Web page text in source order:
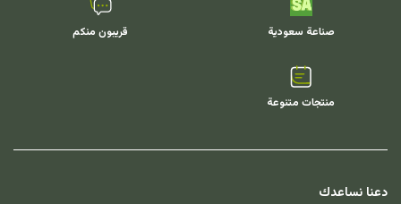
صناعة سعودية قريبون منكم
منتجات متنوعة
دعنا نساعدك